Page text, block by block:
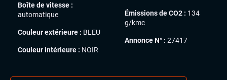
Boîte de vitesse :
automatique
Couleur extérieure : BLEU
Couleur intérieure : NOIR
Émissions de CO2 : 134
g/kmc
Annonce N° : 27417